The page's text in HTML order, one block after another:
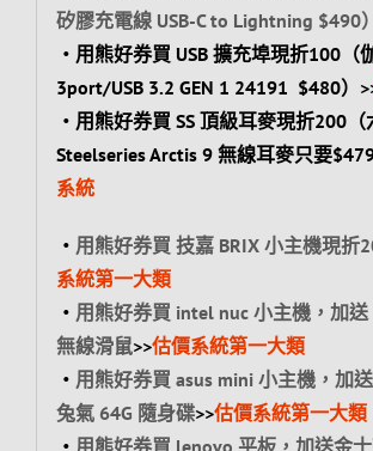
矽膠充電線 USB-C to Lightning $490）
‧用熊好券買 USB 擴充埠現折100（
3port/USB 3.2 GEN 1 24191 $480）
‧用熊好券買 SS 頂級耳麥現折200（
Steelseries Arctis 9 無線耳麥只要
系統
‧ 用熊好券買 技嘉 BRIX 小主機現折
系統第一大類
‧ 用熊好券買 intel nuc 小主機，加送
無線滑鼠>>估價系統第一大類
‧ 用熊好券買 asus mini 小主機，加送
兔氣 64G 隨身碟>>估價系統第一大類
‧ 用熊好券買 lenovo 平板，加送金